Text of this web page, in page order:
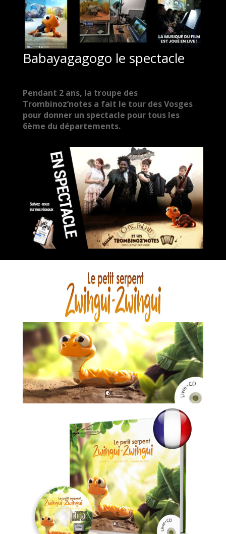
Babayagagogo le spectacle
Pendant 2 ans, la troupe des
Trombinoz’notes a fait le tour des Vosges
pour donner un spectacle pour tous les
6ème du départements.